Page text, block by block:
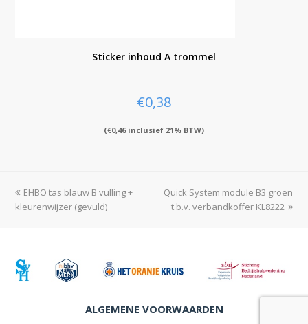
Sticker inhoud A trommel
€0,38
(€0,46inclusief 21% BTW)
previous
post:
EHBO tas blauw B vulling +
kleurenwijzer (gevuld)
next
post:
Quick System module B3 groen
t.b.v. verbandkoffer KL8222
ALGEMENE VOORWAARDEN